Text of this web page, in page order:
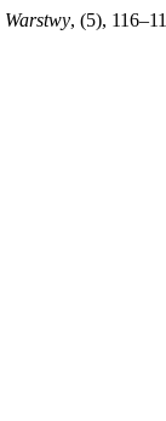
Warstwy, (5),